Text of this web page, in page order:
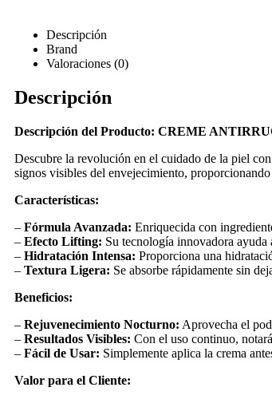
Descripción
Brand
Valoraciones (0)
Descripción
Descripción del Producto: CREME
Descubre la revolución en el cuidado de la piel
signos visibles del envejecimiento,
Características:
– Fórmula Avanzada: Enriquecida con
– Efecto Lifting: Su tecnología innovadora
– Hidratación Intensa: Proporciona una
– Textura Ligera: Se absorbe rápidamente sin
Beneficios:
– Rejuvenecimiento Nocturno: Aprovecha el
– Resultados Visibles: Con el uso continuo,
– Fácil de Usar: Simplemente aplica la crema
Valor para el Cliente: